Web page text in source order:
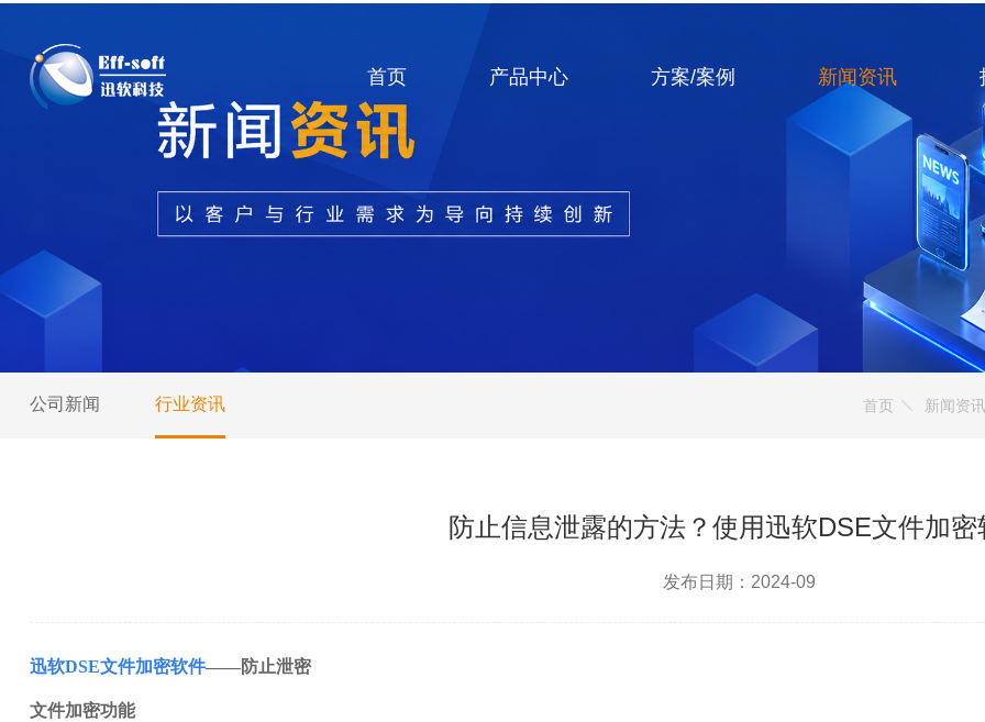
首页 产品中心 方案/案例 新闻资讯
公司新闻 行业资讯 首页 新闻资讯
防止信息泄露的方法？使用迅软DSE文件加密
发布日期：2024-09
迅软DSE文件加密软件——防止泄密
文件加密功能